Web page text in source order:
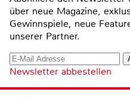
über neue Magazine,
Gewinnspiele, neue
unserer Partner.
Newsletter abbestellen